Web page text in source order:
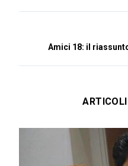
Amici 18: il